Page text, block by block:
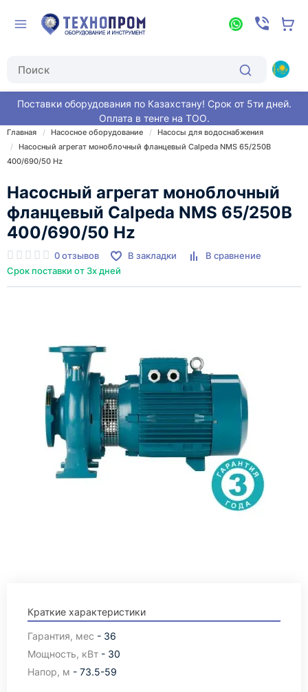
Поставки оборудования по Казахстану! Срок от 5ти дней.
Оплата в тенге на ТОО.
Главная Насосное оборудование
Насосы для водоснабжения
Насосный агрегат моноблочный фланцевый Calpeda NMS 65/250B
400/690/50 Hz
Насосный агрегат моноблочный
фланцевый Calpeda NMS 65/250B
400/690/50 Hz
0 отзывов В закладки
В сравнение
Срок поставки от 3х дней
Краткие характеристики
Гарантия, мес - 36
Мощность, кВт - 30
Напор, м - 73.5-59